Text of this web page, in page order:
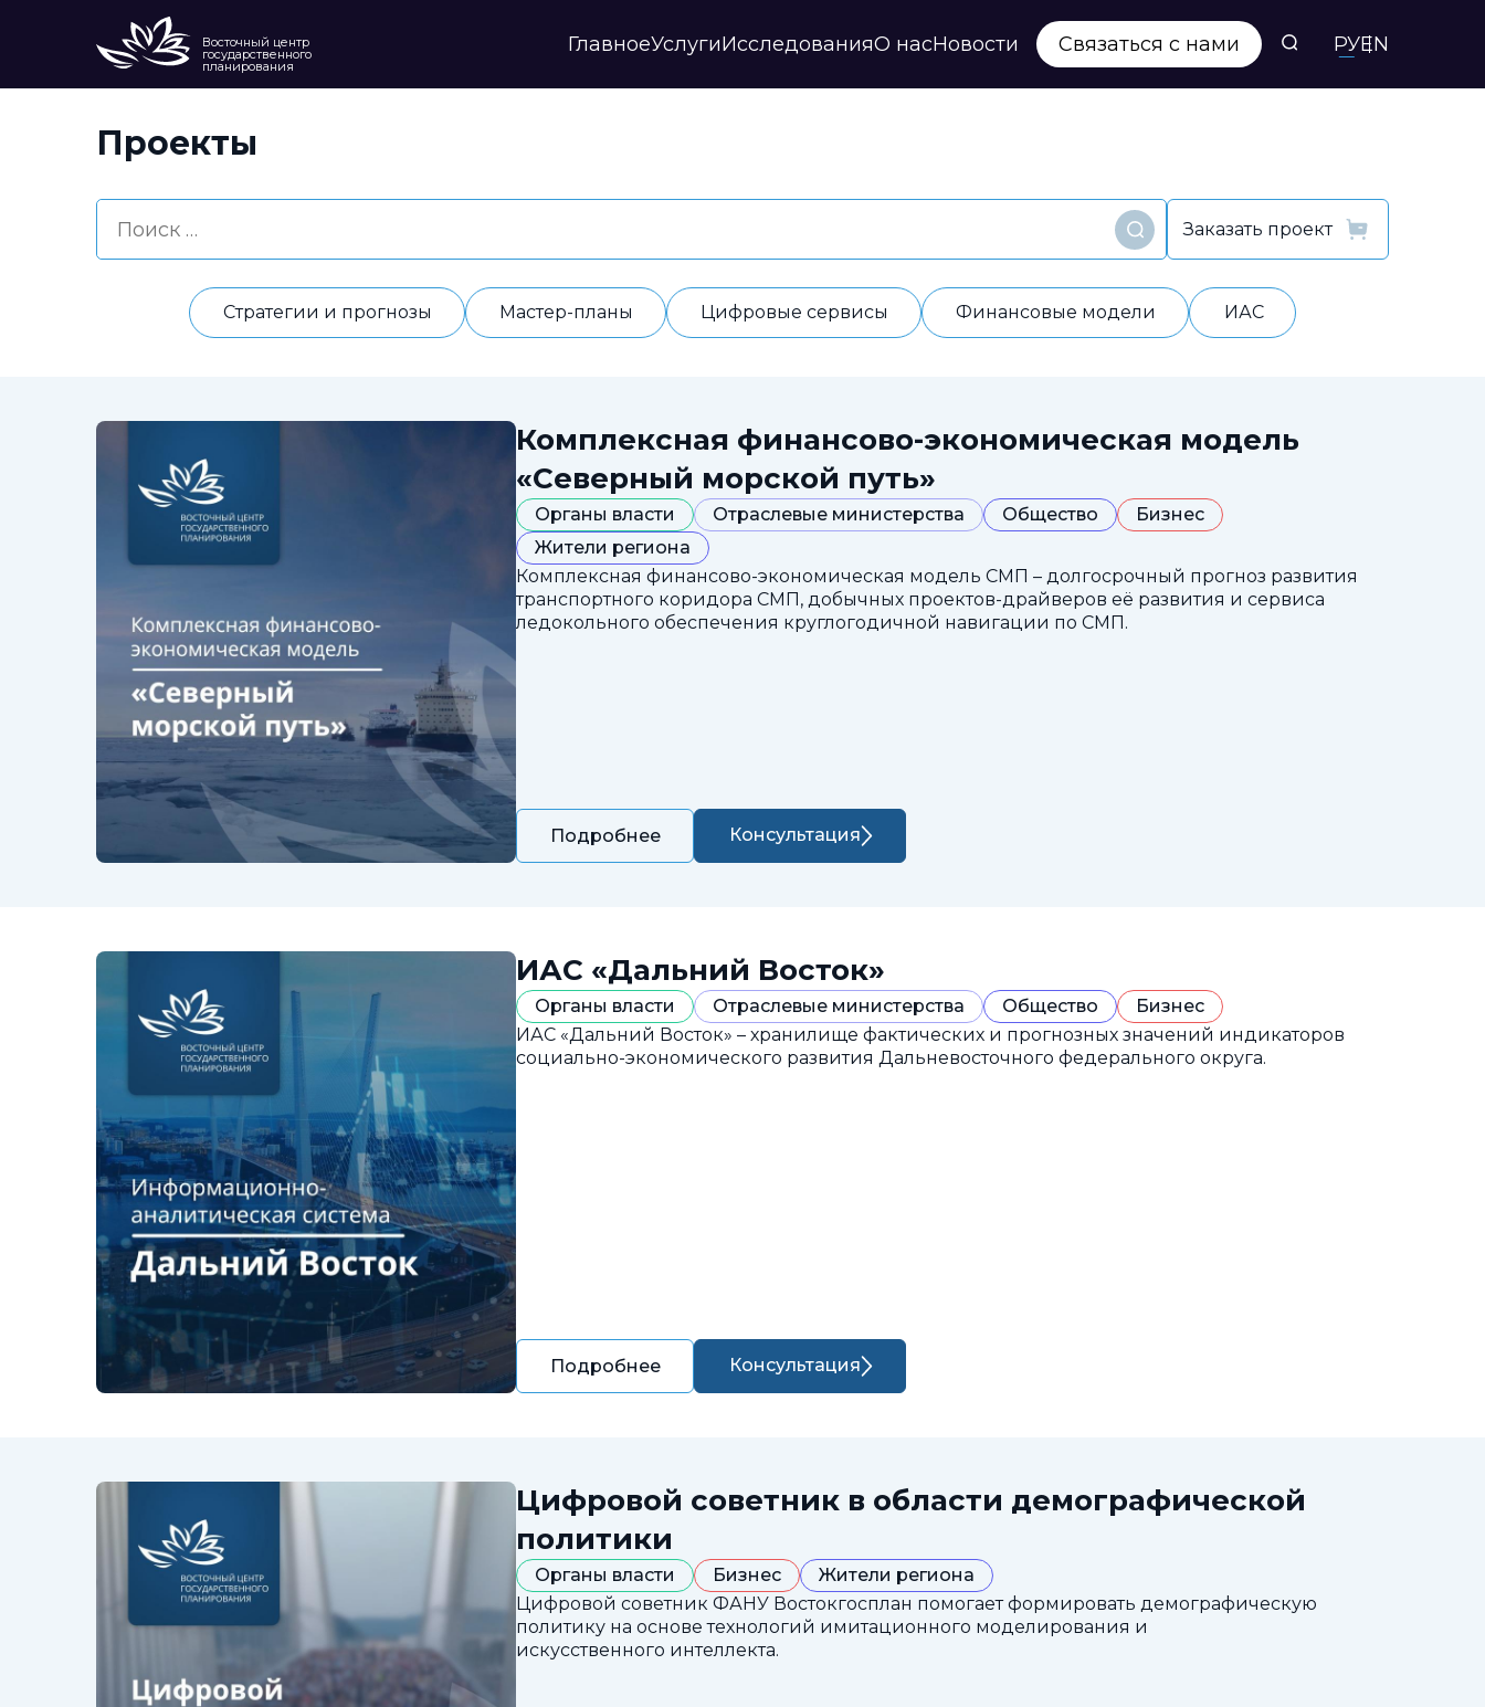
Восточный центр
государственного
планирования
ГлавноеУслуги
Финансовые модели
Исследования
Профили регионов
О нас
Документы
Новости Связаться с нами РУEN
Проекты
НайтиЗаказать проект
Стратегии и прогнозы Мастер-планы Цифровые сервисы Финансовые модели ИАС
Комплексная финансово-экономическая модель
«Северный морской путь»
Органы власти Отраслевые министерства Общество
Бизнес
Жители региона
Комплексная финансово-экономическая модель СМП – долгосрочный прогноз развития
транспортного коридора СМП, добычных проектов-драйверов её развития и сервиса
ледокольного обеспечения круглогодичной навигации по СМП.
Подробнее Консультация
ИАС «Дальний Восток»
Органы власти Отраслевые министерства Общество
Бизнес
ИАС «Дальний Восток» – хранилище фактических и прогнозных значений индикаторов
социально-экономического развития Дальневосточного федерального округа.
Подробнее Консультация
Цифровой советник в области демографической
политики
Органы власти Бизнес
Жители региона
Цифровой советник ФАНУ Востокгосплан помогает формировать демографическую
политику на основе технологий имитационного моделирования и
искусственного интеллекта.